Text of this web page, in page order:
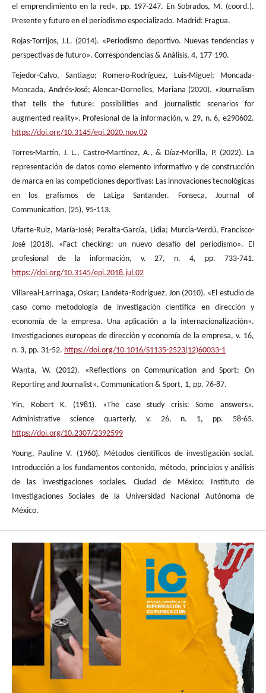
el emprendimiento en la red», pp. 197-247. En Sobrados, M. (coord.).
Presente y futuro en el periodismo especializado. Madrid: Fragua.
Rojas-Torrijos, J.L. (2014). «Periodismo deportivo. Nuevas tendencias y
perspectivas de futuro». Correspondencias & Análisis, 4, 177-190.
Tejedor-Calvo, Santiago; Romero-Rodríguez, Luis-Miguel; Moncada-
Moncada, Andrés-José; Alencar-Dornelles, Mariana (2020). «Journalism
that tells the future: possibilities and journalistic scenarios for
augmented reality». Profesional de la información, v. 29, n. 6, e290602.
https://doi.org/10.3145/epi.2020.nov.02
Torres-Martín, J. L., Castro-Martínez, A., & Díaz-Morilla, P. (2022). La
representación de datos como elemento informativo y de construcción
de marca en las competiciones deportivas: Las innovaciones tecnológicas
en los grafismos de LaLiga Santander. Fonseca, Journal of
Communication, (25), 95-113.
Ufarte-Ruiz, María-José; Peralta-García, Lidia; Murcia-Verdú, Francisco-
José (2018). «Fact checking: un nuevo desafío del periodismo». El
profesional de la información, v. 27, n. 4, pp. 733-741.
https://doi.org/10.3145/epi.2018.jul.02
Villareal-Larrinaga, Oskar; Landeta-Rodríguez, Jon (2010). «El estudio de
caso como metodología de investigación científica en dirección y
economía de la empresa. Una aplicación a la internacionalización».
Investigaciones europeas de dirección y economía de la empresa, v. 16,
n. 3, pp. 31-52. https://doi.org/10.1016/S1135-2523(12)60033-1
Wanta, W. (2012). «Reflections on Communication and Sport: On
Reporting and Journalist». Communication & Sport, 1, pp. 76-87.
Yin, Robert K. (1981). «The case study crisis: Some answers».
Administrative science quarterly, v. 26, n. 1, pp. 58-65.
https://doi.org/10.2307/2392599
Young, Pauline V. (1960). Métodos científicos de investigación social.
Introducción a los fundamentos contenido, método, principios y análisis
de las investigaciones sociales. Ciudad de México: Instituto de
Investigaciones Sociales de la Universidad Nacional Autónoma de
México.